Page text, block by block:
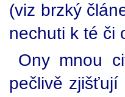
(viz brzký
nechuti k té či
Ony mnou
pečlivě zjišťují